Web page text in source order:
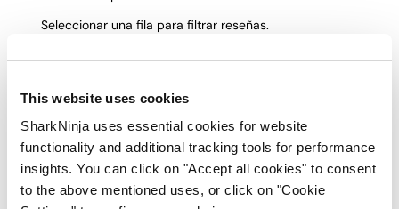
This website uses cookies
SharkNinja uses essential cookies for website
functionality and additional tracking tools for performance
insights. You can click on "Accept all cookies" to consent
to the above mentioned uses, or click on "Cookie